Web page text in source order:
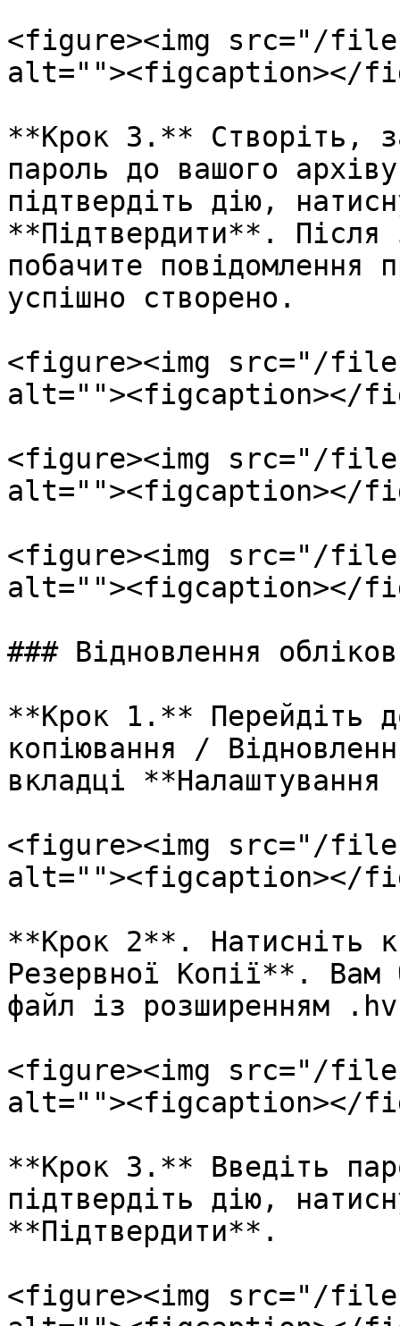
<figure><img src="/files/
alt=""><figcaption></
**Крок 3.** Створіть,
пароль до вашого
підтвердіть дію,
**Підтвердити**. Після
побачите
успішно створено.
<figure><img src="/files/
alt=""><figcaption></
<figure><img src="/files/
alt=""><figcaption></
<figure><img src="/files/
alt=""><figcaption></
### Відновлення
**Крок 1.** Перейдіть
копіювання /
вкладці
<figure><img src="/files/
alt=""><figcaption></
**Крок 2**. Натисніть
Резервної Копії**. Вам
файл із розширенням
<figure><img src="/
alt=""><figcaption></
**Крок 3.** Введіть
підтвердіть дію,
**Підтвердити**.
<figure><img src="/files/